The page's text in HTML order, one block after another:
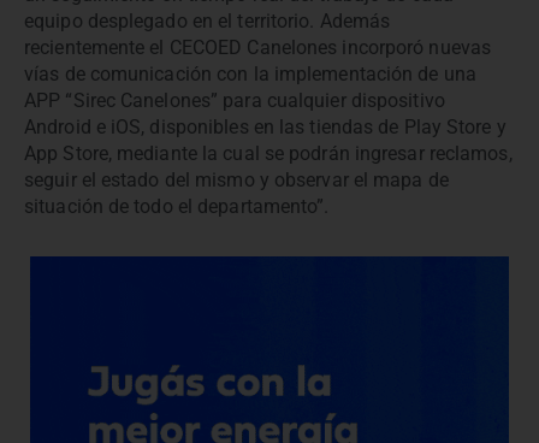
equipo desplegado en el territorio. Además
recientemente el CECOED Canelones incorporó nuevas
vías de comunicación con la implementación de una
APP “Sirec Canelones” para cualquier dispositivo
Android e iOS, disponibles en las tiendas de Play Store y
App Store, mediante la cual se podrán ingresar reclamos,
seguir el estado del mismo y observar el mapa de
situación de todo el departamento”.